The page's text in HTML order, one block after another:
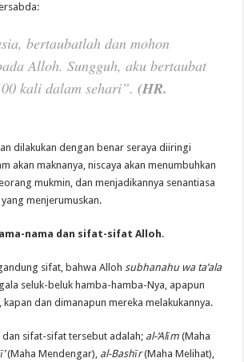
bertaubatlah dan mohon
Alloh. Sungguh, aku bertaubat
kali dalam sehari”. (HR.
dilakukan dengan benar seraya diiringi
akan maknanya, niscaya akan menumbuhkan
mukmin, dan menjadikannya senantiasa
menjerumuskan.
nama dan sifat-sifat Alloh.
sifat, bahwa Allohsubhanahu wa ta’ala
seluk-beluk hamba-hamba-Nya, apapun
kapan dan dimanapun mereka melakukannya.
sifat-sifat tersebut adalah; al-‘Alīm (Maha
(Maha Mendengar), al-Bashīr(Maha Melihat),